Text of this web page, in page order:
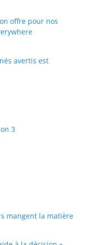
offre pour nos
avertis est
3
mangent la matière